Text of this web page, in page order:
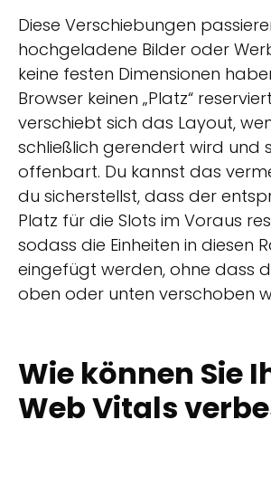
Diese Verschiebungen
hochgeladene Bilder oder
keine festen Dimensionen
Browser keinen „Platz“
verschiebt sich das Layout,
schließlich gerendert wird und
offenbart. Du kannst das
du sicherstellst, dass der
Platz für die Slots im Voraus
sodass die Einheiten in diesen
eingefügt werden, ohne dass
oben oder unten verschoben
Wie können Sie
Web Vitals